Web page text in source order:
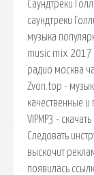
Саундтреки
саундтреки
музыка
music mix 2017
радио москва
Zvon.top -
качественные
VIPMP3 -
Следовать
выскочит
появилась